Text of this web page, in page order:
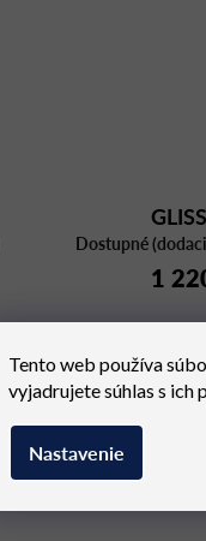
Tento web používa
vyjadrujete súhlas s ich
Nastavenie
Dostupné
1